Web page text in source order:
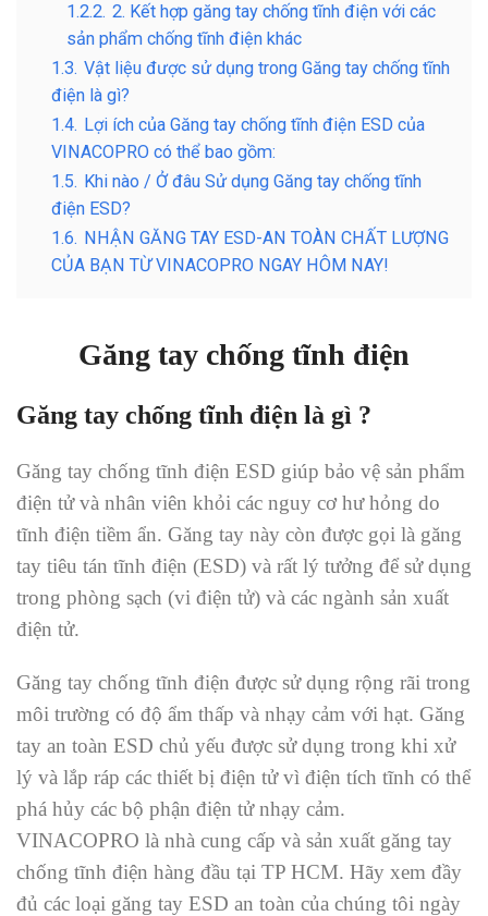
1.2.2. 2. Kết hợp găng tay chống tĩnh điện với các
sản phẩm chống tĩnh điện khác
1.3. Vật liệu được sử dụng trong Găng tay chống tĩnh
điện là gì?
1.4. Lợi ích của Găng tay chống tĩnh điện ESD của
VINACOPRO có thể bao gồm:
1.5. Khi nào / Ở đâu Sử dụng Găng tay chống tĩnh
điện ESD?
1.6. NHẬN GĂNG TAY ESD-AN TOÀN CHẤT LƯỢNG
CỦA BẠN TỪ VINACOPRO NGAY HÔM NAY!
Găng tay chống tĩnh điện
Găng tay chống tĩnh điện là gì ?
Găng tay chống tĩnh điện ESD giúp bảo vệ sản phẩm
điện tử và nhân viên khỏi các nguy cơ hư hỏng do
tĩnh điện tiềm ẩn. Găng tay này còn được gọi là găng
tay tiêu tán tĩnh điện (ESD) và rất lý tưởng để sử dụng
trong phòng sạch (vi điện tử) và các ngành sản xuất
điện tử.
Găng tay chống tĩnh điện được sử dụng rộng rãi trong
môi trường có độ ẩm thấp và nhạy cảm với hạt. Găng
tay an toàn ESD chủ yếu được sử dụng trong khi xử
lý và lắp ráp các thiết bị điện tử vì điện tích tĩnh có thể
phá hủy các bộ phận điện tử nhạy cảm.
VINACOPRO là nhà cung cấp và sản xuất găng tay
chống tĩnh điện hàng đầu tại TP HCM. Hãy xem đầy
đủ các loại găng tay ESD an toàn của chúng tôi ngày